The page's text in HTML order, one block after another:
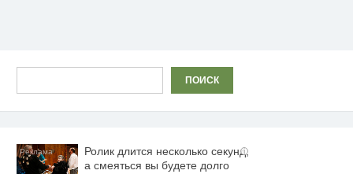
ПОИСК
i
Ролик длится несколько секунд,
а смеяться вы будете долго